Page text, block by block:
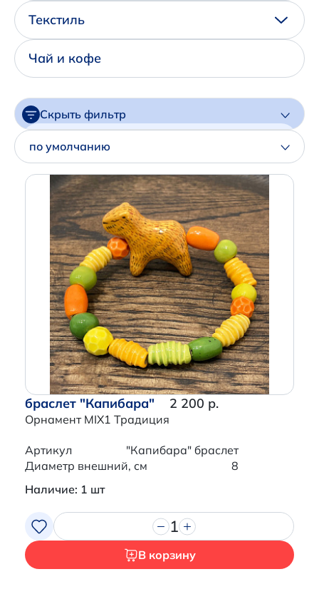
Написать нам в Телеграм
+7 (925) 294-91-85
,
+7 (926) 702-09-76
Текстиль
Чай и кофе
Скрыть фильтр
Артикул
Производитель
по умолчанию
браслет "Капибара"
Орнамент MIX1 Традиция
2 200 р.
Артикул
"Капибара" браслет
Диаметр внешний, см
8
Наличие: 1 шт
1
В корзину